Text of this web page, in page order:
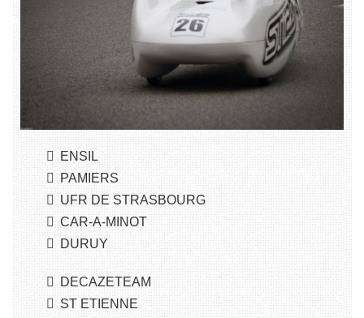
ENSIL
PAMIERS
UFR DE STRASBOURG
CAR-A-MINOT
DURUY
DECAZETEAM
ST ETIENNE